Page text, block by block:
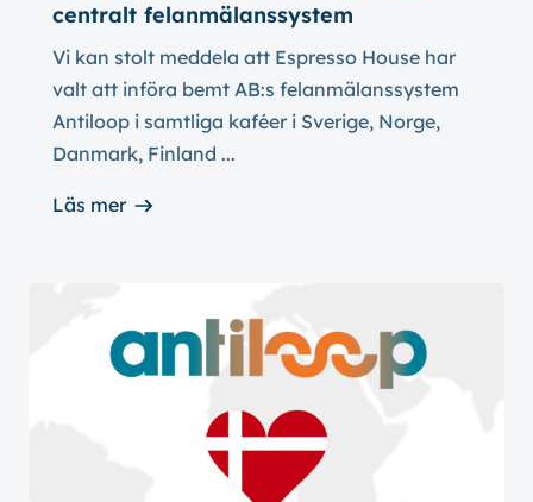
centralt felanmälanssystem
Vi kan stolt meddela att Espresso House har
valt att införa bemt AB:s felanmälanssystem
Antiloop i samtliga kaféer i Sverige, Norge,
Danmark, Finland ...
Läs mer